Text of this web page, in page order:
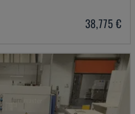
38,775 €